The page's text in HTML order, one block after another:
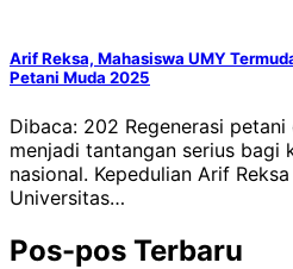
Arif Reksa, Mahasiswa UMY
Petani Muda 2025
Dibaca: 202 Regenerasi
menjadi tantangan serius bagi
nasional. Kepedulian Arif
Universitas…
Pos-pos Terbaru